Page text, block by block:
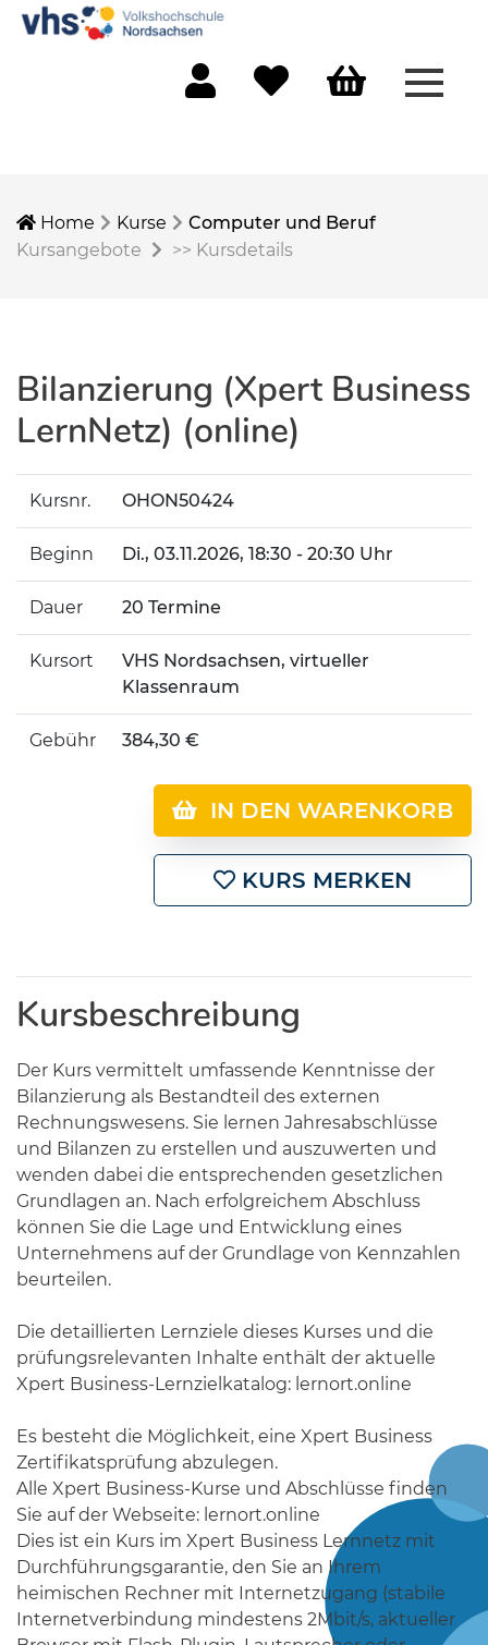
Home Kurse
Computer und Beruf
Kursangebote
>> Kursdetails
Bilanzierung (Xpert Business
LernNetz) (online)
Kursnr. OHON50424
Beginn Di., 03.11.2026, 18:30 - 20:30 Uhr
Dauer 20 Termine
Kursort
VHS Nordsachsen, virtueller
Klassenraum
Gebühr 384,30 €
IN DEN WARENKORB
KURS MERKEN
Kursbeschreibung
Der Kurs vermittelt umfassende Kenntnisse der
Bilanzierung als Bestandteil des externen
Rechnungswesens. Sie lernen Jahresabschlüsse
und Bilanzen zu erstellen und auszuwerten und
wenden dabei die entsprechenden gesetzlichen
Grundlagen an. Nach erfolgreichem Abschluss
können Sie die Lage und Entwicklung eines
Unternehmens auf der Grundlage von Kennzahlen
beurteilen.
Die detaillierten Lernziele dieses Kurses und die
prüfungsrelevanten Inhalte enthält der aktuelle
Xpert Business-Lernzielkatalog: lernort.online
Es besteht die Möglichkeit, eine Xpert Business
Zertifikatsprüfung abzulegen.
Alle Xpert Business-Kurse und Abschlüsse finden
Sie auf der Webseite: lernort.online
Dies ist ein Kurs im Xpert Business Lernnetz mit
Durchführungsgarantie, den Sie an Ihrem
heimischen Rechner mit Internetzugang (stabile
Internetverbindung mindestens 2Mbit/s, aktueller